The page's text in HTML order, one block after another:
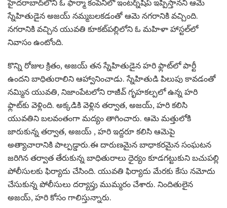
హైదరాబాద్‌లోని ఓ ఫార్మా కంపెనీలో ఇంటర్న్‌షిప్ ఇప్పిస్తానని ఆమె
స్నేహితుడైన అజయ్ నమ్మబలకడంతో ఆమె నగరానికి వచ్చింది.
నగరానికి వచ్చిన యువతి కూకట్‌పల్లిలోని ఓ మహిళా హాస్టల్‌లో
నివాసం ఉంటోంది.
కొన్ని రోజుల క్రితం, అజయ్ తన స్నేహితుడైన హరి ఫ్లాట్‌లో పార్టీ
ఉందని బాధితురాలిని ఆహ్వానించాడు. స్నేహితుడి పిలుపు కావడంతో
నమ్మిన యువతి, నిజాంపేటలోని రాజీవ్ గృహకల్పలో ఉన్న హరి
ఫ్లాట్‌కు వెళ్లింది. అక్కడికి వెళ్లిన తర్వాత, అజయ్, హరి కలిసి
యువతిని బలవంతంగా మద్యం తాగించారు. ఆమె మత్తులోకి
జారుకున్న తర్వాత, అజయ్ , హరి ఇద్దరూ కలిసి ఆమెపై
అత్యాచారానికి పాల్పడ్డారు.ఈ దారుణమైన బాధాకరమైన సంఘటన
జరిగిన తర్వాత తేరుకున్న బాధితురాలు ధైర్యం కూడగట్టుకుని బచుపల్లి
పోలీసులకు ఫిర్యాదు చేసింది. యువతి ఫిర్యాదు మేరకు కేసు నమోదు
చేసుకున్న పోలీసులు దర్యాప్తు ముమ్మరం చేశారు. నిందితులైన
అజయ్, హరి కోసం గాలిస్తున్నారు.